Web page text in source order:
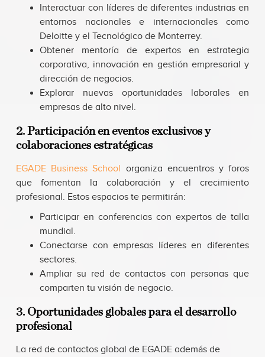
Interactuar con líderes de diferentes industrias en
entornos nacionales e internacionales como
Deloitte y el Tecnológico de Monterrey.
Obtener mentoría de expertos en estrategia
corporativa, innovación en gestión empresarial y
dirección de negocios.
Explorar nuevas oportunidades laborales en
empresas de alto nivel.
2. Participación en eventos exclusivos y
colaboraciones estratégicas
EGADE Business School organiza encuentros y foros
que fomentan la colaboración y el crecimiento
profesional. Estos espacios te permitirán:
Participar en conferencias con expertos de talla
mundial.
Conectarse con empresas líderes en diferentes
sectores.
Ampliar su red de contactos con personas que
comparten tu visión de negocio.
3. Oportunidades globales para el desarrollo
profesional
La red de contactos global de EGADE además de